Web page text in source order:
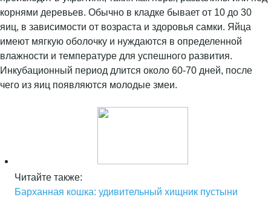
корнями деревьев. Обычно в кладке бывает от 10 до 30
яиц, в зависимости от возраста и здоровья самки. Яйца
имеют мягкую оболочку и нуждаются в определенной
влажности и температуре для успешного развития.
Инкубационный период длится около 60-70 дней, после
чего из яиц появляются молодые змеи.
Читайте также:
Барханная кошка: удивительный хищник пустыни